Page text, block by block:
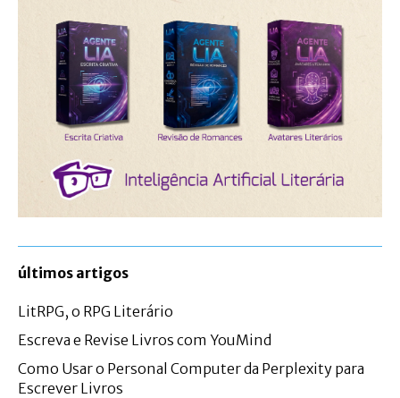
últimos artigos
LitRPG, o RPG Literário
Escreva e Revise Livros com YouMind
Como Usar o Personal Computer da Perplexity para
Escrever Livros